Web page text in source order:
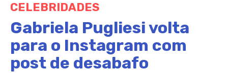
CELEBRIDADES
Gabriela Pugliesi volta
para o Instagram com
post de desabafo